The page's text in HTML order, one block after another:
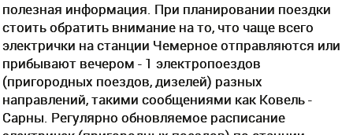
полезная информация. При планировании поездки
стоить обратить внимание на то, что чаще всего
электрички на станции Чемерное отправляются или
прибывают вечером - 1 электропоездов
(пригородных поездов, дизелей) разных
направлений, такими сообщениями как Ковель -
Сарны. Регулярно обновляемое расписание